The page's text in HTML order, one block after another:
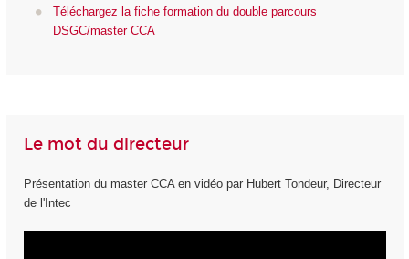
Téléchargez la fiche formation du double parcours
DSGC/master CCA
Le mot du directeur
Présentation du master CCA en vidéo par Hubert Tondeur, Directeur
de l'Intec